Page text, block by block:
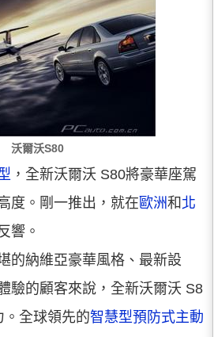
沃爾沃S80
，全新沃爾沃 S80將豪華座駕
度。剛一推出，就在歐洲和 北
響。
的納維亞豪華風格、最新設
驗的顧客來說，全新沃爾沃 S8
全球領先的智慧型預防式主動